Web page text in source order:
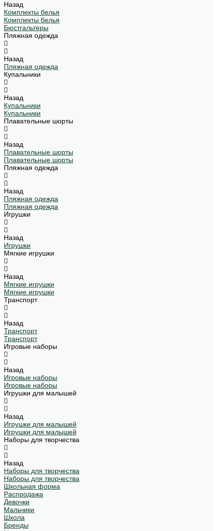
Назад
Комплекты белья
Комплекты белья
Бюстгальтеры
Пляжная одежда
Назад
Пляжная одежда
Купальники
Назад
Купальники
Купальники
Плавательные шорты
Назад
Плавательные шорты
Плавательные шорты
Пляжная одежда
Назад
Пляжная одежда
Пляжная одежда
Игрушки
Назад
Игрушки
Мягкие игрушки
Назад
Мягкие игрушки
Мягкие игрушки
Транспорт
Назад
Транспорт
Транспорт
Игровые наборы
Назад
Игровые наборы
Игровые наборы
Игрушки для малышей
Назад
Игрушки для малышей
Игрушки для малышей
Наборы для творчества
Назад
Наборы для творчества
Наборы для творчества
Школьная форма
Распродажа
Девочки
Мальчики
Школа
Бренды